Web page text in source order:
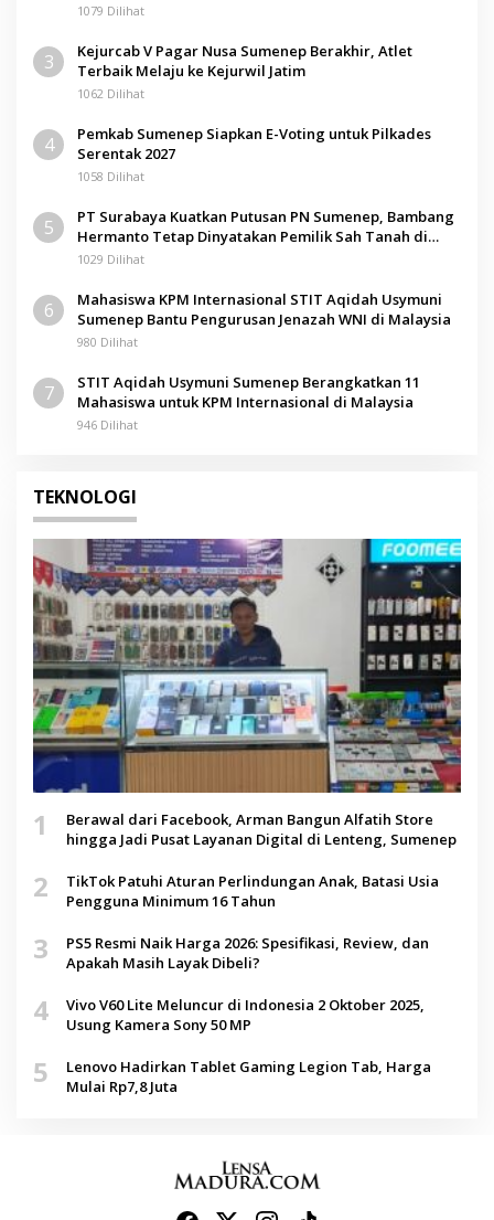
1079 Dilihat
3
Kejurcab V Pagar Nusa Sumenep Berakhir, Atlet
Terbaik Melaju ke Kejurwil Jatim
1062 Dilihat
4
Pemkab Sumenep Siapkan E-Voting untuk Pilkades
Serentak 2027
1058 Dilihat
5
PT Surabaya Kuatkan Putusan PN Sumenep, Bambang
Hermanto Tetap Dinyatakan Pemilik Sah Tanah di
Pamolokan
1029 Dilihat
6
Mahasiswa KPM Internasional STIT Aqidah Usymuni
Sumenep Bantu Pengurusan Jenazah WNI di Malaysia
980 Dilihat
7
STIT Aqidah Usymuni Sumenep Berangkatkan 11
Mahasiswa untuk KPM Internasional di Malaysia
946 Dilihat
TEKNOLOGI
1
Berawal dari Facebook, Arman Bangun Alfatih Store
hingga Jadi Pusat Layanan Digital di Lenteng, Sumenep
2
TikTok Patuhi Aturan Perlindungan Anak, Batasi Usia
Pengguna Minimum 16 Tahun
3
PS5 Resmi Naik Harga 2026: Spesifikasi, Review, dan
Apakah Masih Layak Dibeli?
4
Vivo V60 Lite Meluncur di Indonesia 2 Oktober 2025,
Usung Kamera Sony 50 MP
5
Lenovo Hadirkan Tablet Gaming Legion Tab, Harga
Mulai Rp7,8 Juta